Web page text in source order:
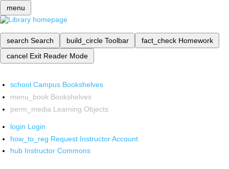
menu
search Search build_circle Toolbar fact_check Homework
cancel Exit Reader Mode
school Campus Bookshelves
menu_book Bookshelves
perm_media Learning Objects
login Login
how_to_reg Request Instructor Account
hub Instructor Commons